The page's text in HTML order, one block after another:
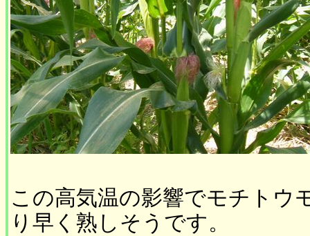
この高気温の影響でモチトウ
り早く熟しそうです。